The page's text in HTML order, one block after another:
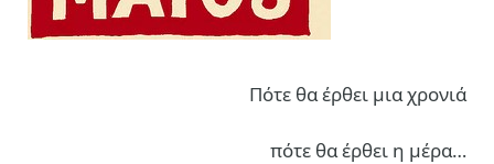
Πότε θα έρθει μια χρονιά
πότε θα έρθει η μέρα…